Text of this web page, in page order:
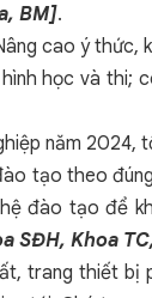
BM].
cao ý thức,
học và
năm
tạo theo
đào tạo để
SĐH, Khoa
trang thiết